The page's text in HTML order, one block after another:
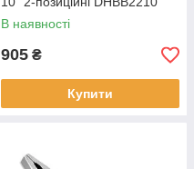
В наявності
905 ₴
Купити